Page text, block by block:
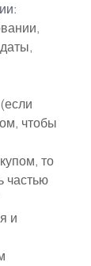
чтобы
то
частью
и